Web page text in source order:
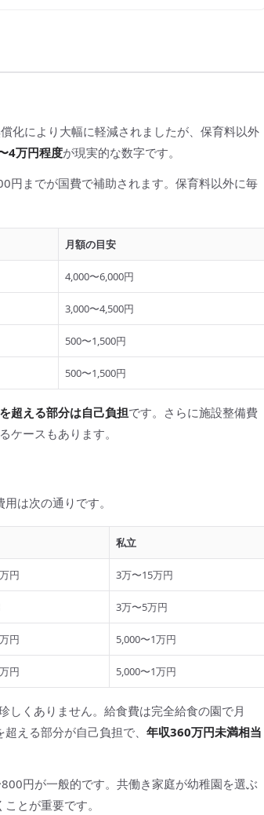
化により大幅に軽減されましたが、保育料以外
4万円程度が現実的な数字です。
円までが国費で補助されます。保育料以外に毎
月額の目安
4,000〜6,000円
3,000〜4,500円
500〜1,500円
500〜1,500円
超える部分は自己負担です。さらに施設整備費
ケースもあります。
は次の通りです。
私立
円 3万〜15万円
3万〜5万円
円 5,000〜1万円
円 5,000〜1万円
くありません。給食費は完全給食の園で月
える部分が自己負担で、 年収360万円未満相当
円が一般的です。共働き家庭が幼稚園を選ぶ
とが重要です。